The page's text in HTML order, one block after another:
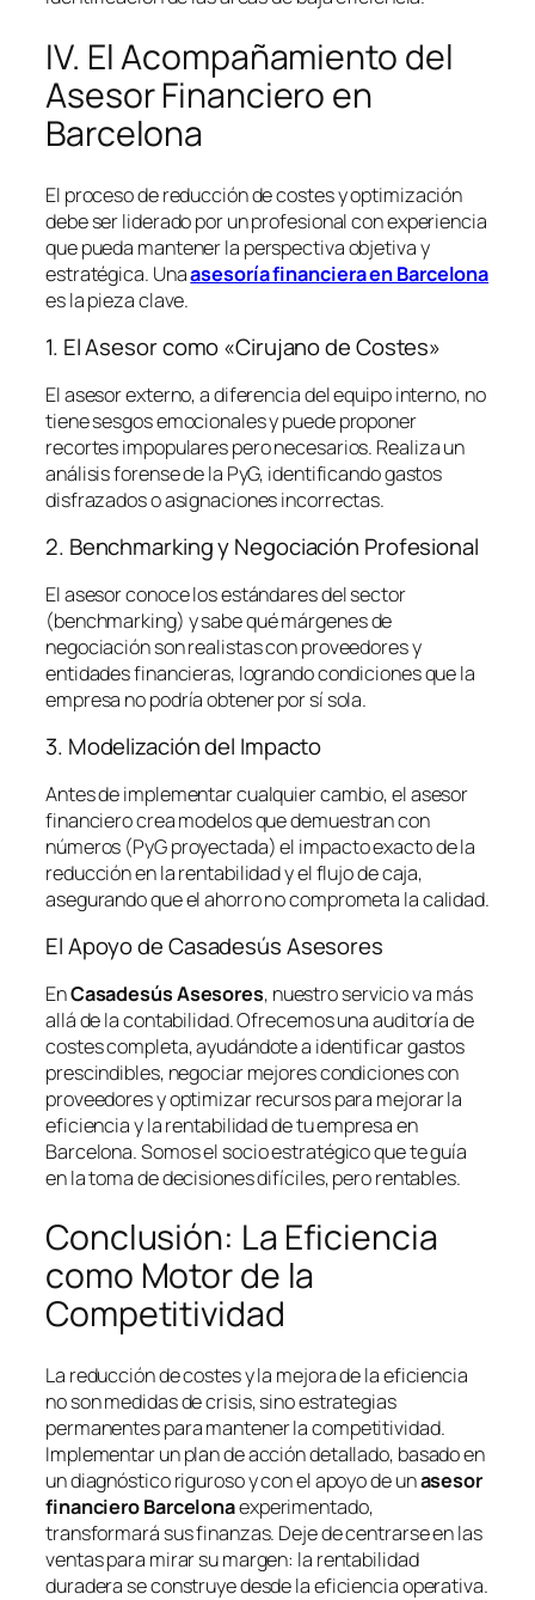
IV. El Acompañamiento del
Asesor Financiero en
Barcelona
El proceso de reducción de costes y optimización
debe ser liderado por un profesional con experiencia
que pueda mantener la perspectiva objetiva y
estratégica. Unaasesoría financiera en Barcelona
es la pieza clave.
1. El Asesor como «Cirujano de Costes»
El asesor externo, a diferencia del equipo interno, no
tiene sesgos emocionales y puede proponer
recortes impopulares pero necesarios. Realiza un
análisis forense de la PyG, identificando gastos
disfrazados o asignaciones incorrectas.
2. Benchmarking y Negociación Profesional
El asesor conoce los estándares del sector
(benchmarking) y sabe qué márgenes de
negociación son realistas con proveedores y
entidades financieras, logrando condiciones que la
empresa no podría obtener por sí sola.
3. Modelización del Impacto
Antes de implementar cualquier cambio, el asesor
financiero crea modelos que demuestran con
números (PyG proyectada) el impacto exacto de la
reducción en la rentabilidad y el flujo de caja,
asegurando que el ahorro no comprometa la calidad.
El Apoyo de Casadesús Asesores
EnCasadesús Asesores, nuestro servicio va más
allá de la contabilidad. Ofrecemos una auditoría de
costes completa, ayudándote a identificar gastos
prescindibles, negociar mejores condiciones con
proveedores y optimizar recursos para mejorar la
eficiencia y la rentabilidad de tu empresa en
Barcelona. Somos el socio estratégico que te guía
en la toma de decisiones difíciles, pero rentables.
Conclusión: La Eficiencia
como Motor de la
Competitividad
La reducción de costes y la mejora de la eficiencia
no son medidas de crisis, sino estrategias
permanentes para mantener la competitividad.
Implementar un plan de acción detallado, basado en
un diagnóstico riguroso y con el apoyo de unasesor
financiero Barcelonaexperimentado,
transformará sus finanzas. Deje de centrarse en las
ventas para mirar su margen: la rentabilidad
duradera se construye desde la eficiencia operativa.